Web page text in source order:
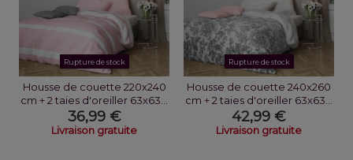
Rupture de stock
Housse de couette 220x240
cm + 2 taies d'oreiller 63x63...
36,99 €
Livraison gratuite
Rupture de stock
Housse de couette 240x260
cm + 2 taies d'oreiller 63x63...
42,99 €
Livraison gratuite